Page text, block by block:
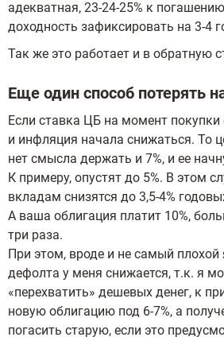
адекватная, 23-24-25% к
доходность зафиксировать на 3-4
Так же это работает и в обратную
Еще один способ потерять
Если ставка ЦБ на момент покупки
и инфляция начала снижаться. То
нет смысла держать и 7%, и ее
К примеру, опустят до 5%. В этом
вкладам снизятся до 3,5-4%
А ваша облигация платит 10%,
три раза.
При этом, вроде и не самый плохой
дефолта у меня снижается, т.к. я
«перехватить» дешевых денег, к
новую облигацию под 6-7%, а
погасить старую, если это